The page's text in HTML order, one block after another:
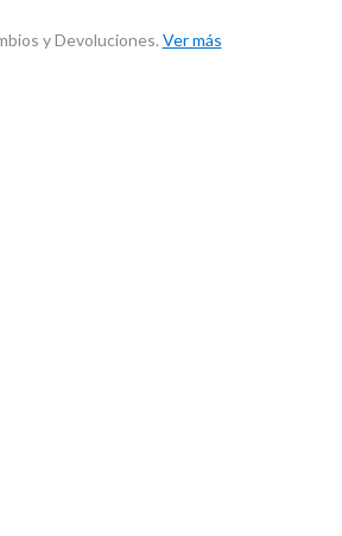
y Devoluciones. Ver más